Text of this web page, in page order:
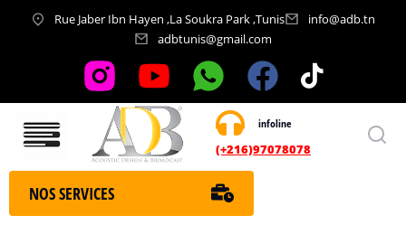
Rue Jaber Ibn Hayen ,La Soukra Park ,Tunis
info@adb.tn
adbtunis@gmail.com
infoline
(+216)97078078
Nos services
NOS SERVICES